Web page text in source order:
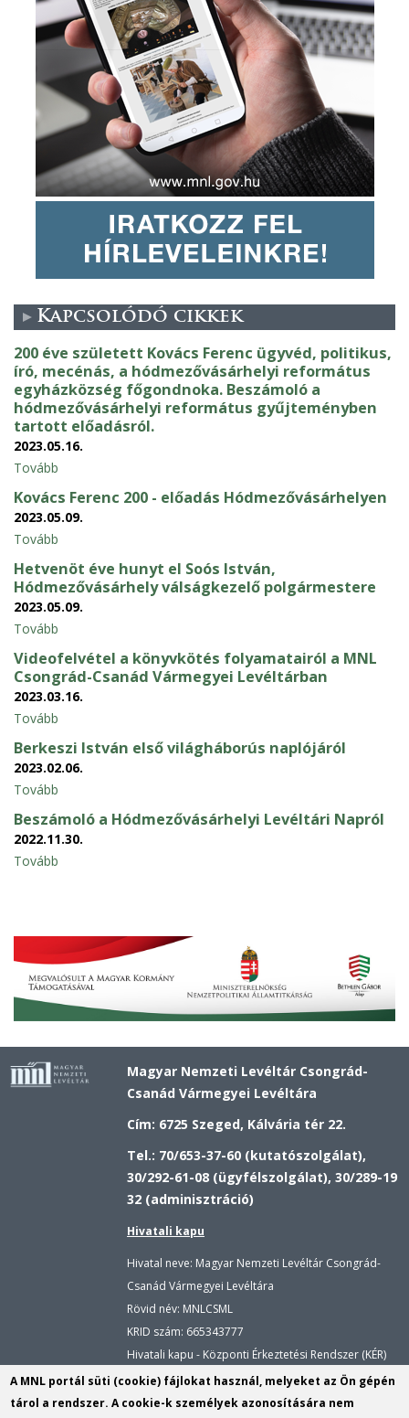
Kapcsolódó cikkek
200 éve született Kovács Ferenc ügyvéd, politikus,
író, mecénás, a hódmezővásárhelyi református
egyházközség főgondnoka. Beszámoló a
hódmezővásárhelyi református gyűjteményben
tartott előadásról.
2023.05.16.
Tovább
Kovács Ferenc 200 - előadás Hódmezővásárhelyen
2023.05.09.
Tovább
Hetvenöt éve hunyt el Soós István,
Hódmezővásárhely válságkezelő polgármestere
2023.05.09.
Tovább
Videofelvétel a könyvkötés folyamatairól a MNL
Csongrád-Csanád Vármegyei Levéltárban
2023.03.16.
Tovább
Berkeszi István első világháborús naplójáról
2023.02.06.
Tovább
Beszámoló a Hódmezővásárhelyi Levéltári Napról
2022.11.30.
Tovább
Magyar Nemzeti Levéltár Csongrád-
Csanád Vármegyei Levéltára
Cím: 6725 Szeged, Kálvária tér 22.
Tel.: 70/653-37-60 (kutatószolgálat),
30/292-61-08 (ügyfélszolgálat), 30/289-19
32 (adminisztráció)
Hivatali kapu
Hivatal neve: Magyar Nemzeti Levéltár Csongrád-
Csanád Vármegyei Levéltára
Rövid név: MNLCSML
KRID szám: 665343777
Hivatali kapu - Központi Érkeztetési Rendszer (KÉR)
Hivatal neve: Magyar Nemzeti Levéltár
Rövid név: MNLCSML
A MNL portál süti (cookie) fájlokat használ, melyeket az Ön gépén
tárol a rendszer. A cookie-k személyek azonosítására nem